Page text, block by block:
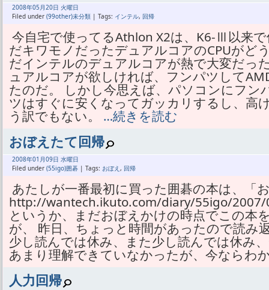
2008年05月20日 火曜日
Filed under (99other)未分類 | Tags: インテル, 回帰
今自宅で使ってるAthlon X2は、K6-Ⅲ以来
だキワモノだったデュアルコアのCPUがど
だインテルのデュアルコアが熱で大変だっ
ュアルコアが欲しければ、フンパツして
たのだ。 しかし今思えば、パソコンにフン
ツはすぐに安くなってガッカリするし、高
う訳でもない。 …続きを読む
おぼえたて回帰
2008年01月09日 水曜日
Filed under (55igo)囲碁 | Tags: おぼえ , 回帰
あたしが一番最初に買った囲碁の本は、「
http://wantech.ikuto.com/diary/55igo/2007/
というか、まだおぼえかけの時点でこの本
が、 昨日、ちょっと時間があったので読み
少し読んでは休み、また少し読んでは休み
あまり理解できていなかったが、今ならわ
人力回帰